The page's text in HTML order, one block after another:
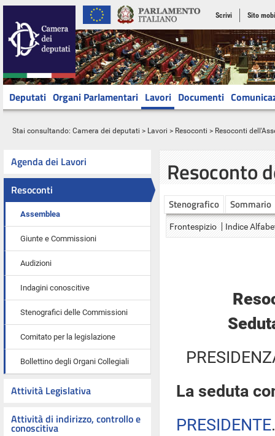
Scrivi Sito
Deputati Organi Parlamentari Lavori Documenti
Stai consultando: Camera dei deputati > Lavori > Resoconti > Resoconti
Agenda dei Lavori
Resoconti
Assemblea
Giunte e Commissioni
Audizioni
Indagini conoscitive
Stenografici delle Commissioni
Comitato per la legislazione
Bollettino degli Organi Collegiali
Attività Legislativa
Attività di indirizzo, controllo e
conoscitiva
Resoconto
Stenografico Sommario
Frontespizio Indice
La seduta
PRESIDENTE